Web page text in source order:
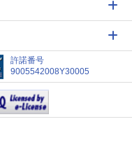
許諾番号
9005542008Y30005